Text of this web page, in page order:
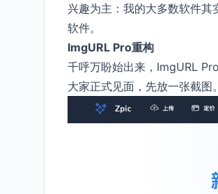
兴趣为主：我的大多数软件
软件。
ImgURL Pro重构
千呼万盼始出来，ImgURL
大家正式见面，先放一张截图。